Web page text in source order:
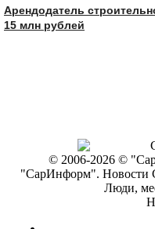
Арендодатель
15 млн рублей
© 2006-2026 ©
"СарИнформ". Новости
Люди,